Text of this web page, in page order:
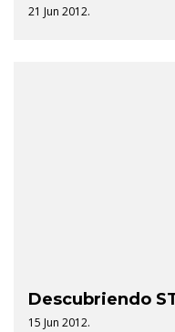
21 Jun 2012.
Descubriendo
15 Jun 2012.